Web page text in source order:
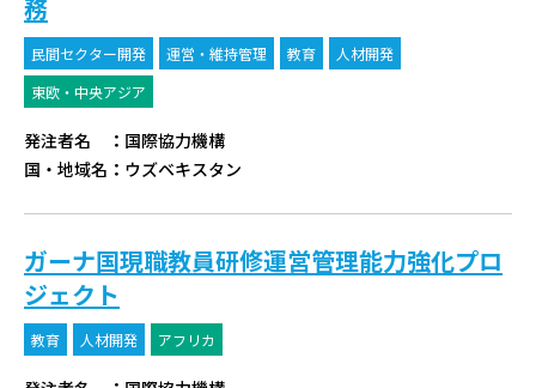
務
民間セクター開発 運営・維持管理 教育
人材開発
東欧・中央アジア
発注者名 ： 国際協力機構
国・地域名 ： ウズベキスタン
ガーナ国現職教員研修運営管理能力強化プロ
ジェクト
教育 人材開発 アフリカ